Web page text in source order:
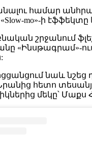
համար
mo»-ի
շրջանում
«Ինսթագրամ»-
նաև
հետո
մեկը՝ Մաքս